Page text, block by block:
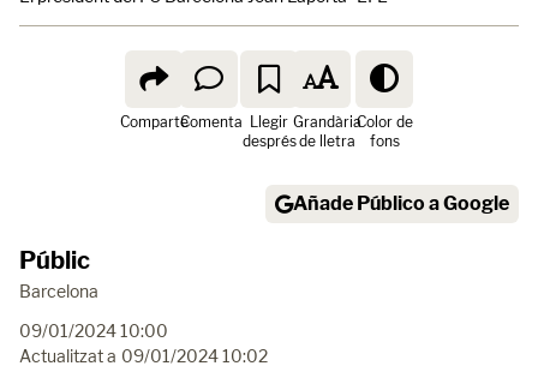
ComparteComenta Llegir
després
Grandària
de lletra
Color de
fons
Añade Público a Google
Públic
Barcelona
09/01/2024 10:00
Actualitzat a 09/01/2024 10:02